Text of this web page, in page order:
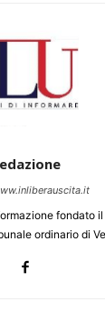
fondato il
ordinario di